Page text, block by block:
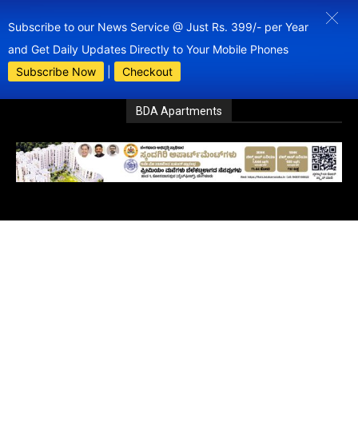
Subscribe to our News Service @ Just Rs. 399/- per Year
and Get Daily Updates Directly to Your Mobile Phones
Subscribe Now
Checkout
BDA Apartments